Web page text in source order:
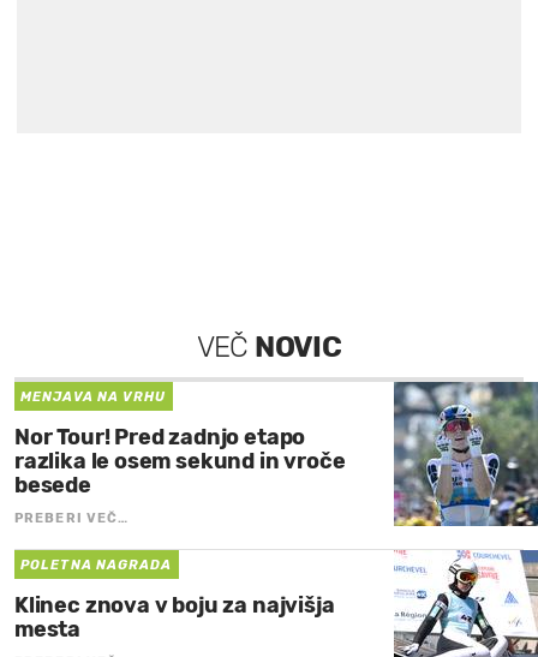
VEČ NOVIC
MENJAVA NA VRHU
Nor Tour! Pred zadnjo etapo
razlika le osem sekund in vroče
besede
PREBERI VEČ…
POLETNA NAGRADA
Klinec znova v boju za najvišja
mesta